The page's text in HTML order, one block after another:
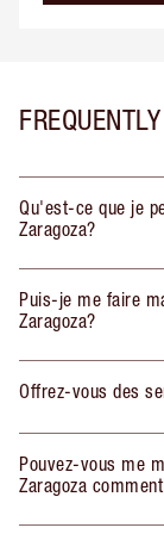
Qu'est-ce que je
Zaragoza?
Puis-je me faire
Zaragoza?
Offrez-vous des
Pouvez-vous me
Zaragoza